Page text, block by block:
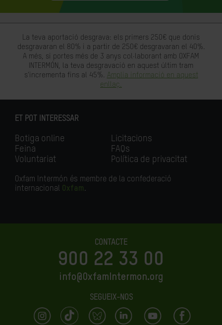
La teva aportació desgrava: els primers 250€ que donis
desgravaran el 80% i a partir de 250€ desgravaran el 40%.
A més, si portes més de 3 anys col·laborant amb OXFAM
INTERMÓN, la teva desgravació en aquest últim tram
s'incrementa fins al 45%. Amplia informació en aquest
enllaç.
ET POT INTERESSAR
Botiga online
Feina
Voluntariat
Licitacions
FAQs
Política de privacitat
Oxfam Intermón és membre de la confederació
internacional Oxfam.
CONTACTE
900 22 33 00
info@OxfamIntermon.org
SEGUEIX-NOS